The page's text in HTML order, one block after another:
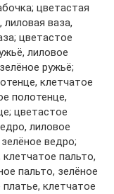
цветастая
лиловая ваза,
цветастое
лиловое
ружьё;
клетчатое
полотенце,
цветастое
лиловое
ведро;
пальто,
пальто, зелёное
клетчатое